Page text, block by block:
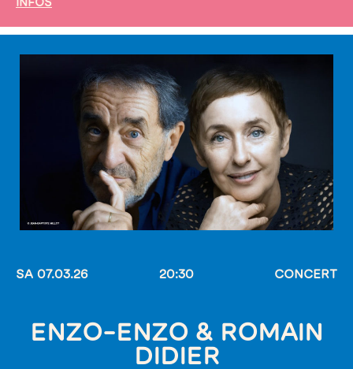
SA 07.03.26 20:30 CONCERT
ENZO-ENZO & ROMAIN
DIDIER